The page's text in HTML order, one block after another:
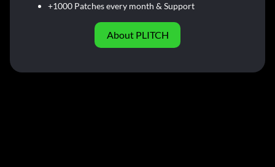
+1000 Patches every month & Support
About PLITCH